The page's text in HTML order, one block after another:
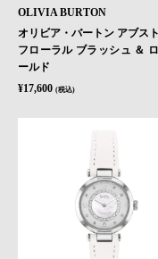
OLIVIA BURTON
オリビア・バートン アブス
フローラル ブラッシュ ＆
ールド
¥17,600 (税込)